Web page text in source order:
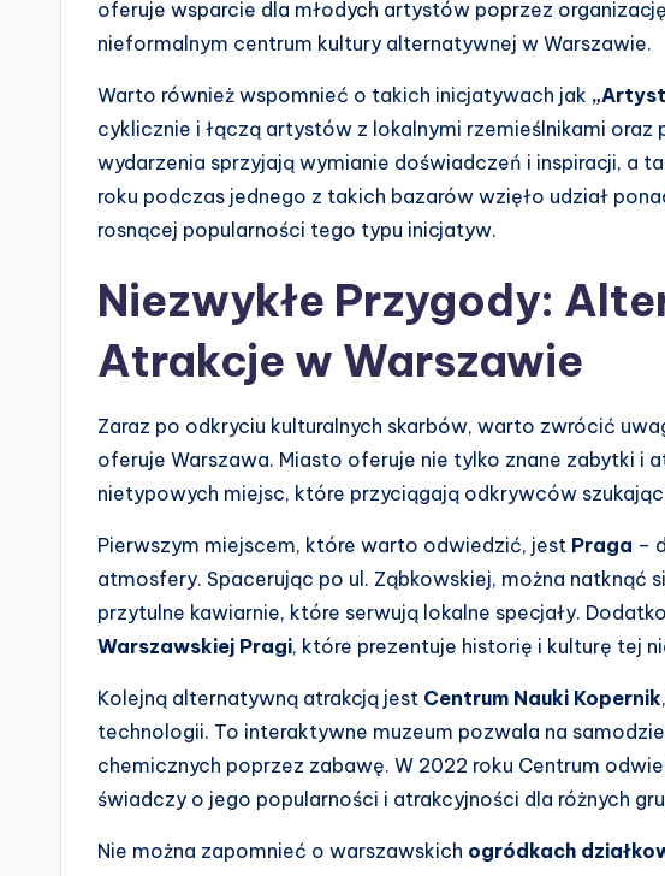
oferuje wsparcie dla młodych artystów poprzez
nieformalnym centrum kultury alternatywnej w Warszawie.
Warto również wspomnieć o takich inicjatywach jak
cyklicznie i łączą artystów z lokalnymi rzemieślnikami oraz
wydarzenia sprzyjają wymianie doświadczeń i inspiracji, a
roku podczas jednego z takich bazarów wzięło udział
rosnącej popularności tego typu inicjatyw.
Niezwykłe Przygody:
Atrakcje w Warszawie
Zaraz po odkryciu kulturalnych skarbów, warto zwrócić
oferuje Warszawa. Miasto oferuje nie tylko znane zabytki i
nietypowych miejsc, które przyciągają odkrywców
Pierwszym miejscem, które warto odwiedzić, jest Praga –
atmosfery. Spacerując po ul. Ząbkowskiej, można natknąć
przytulne kawiarnie, które serwują lokalne specjały.
Warszawskiej Pragi, które prezentuje historię i kulturę tej
Kolejną alternatywną atrakcją jest Centrum Nauki Kopernik
technologii. To interaktywne muzeum pozwala na
chemicznych poprzez zabawę. W 2022 roku Centrum
świadczy o jego popularności i atrakcyjności dla różnych
Nie można zapomnieć o warszawskich ogródkach